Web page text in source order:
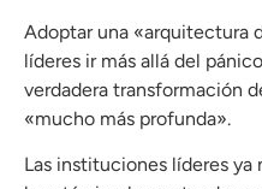
Adoptar una «arquitectura
líderes ir más allá del
verdadera transformación
«mucho más profunda».
Las instituciones líderes ya